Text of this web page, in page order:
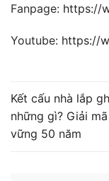
Fanpage: https://
Youtube: https://
Kết cấu nhà lắp
những gì? Giải
vững 50 năm